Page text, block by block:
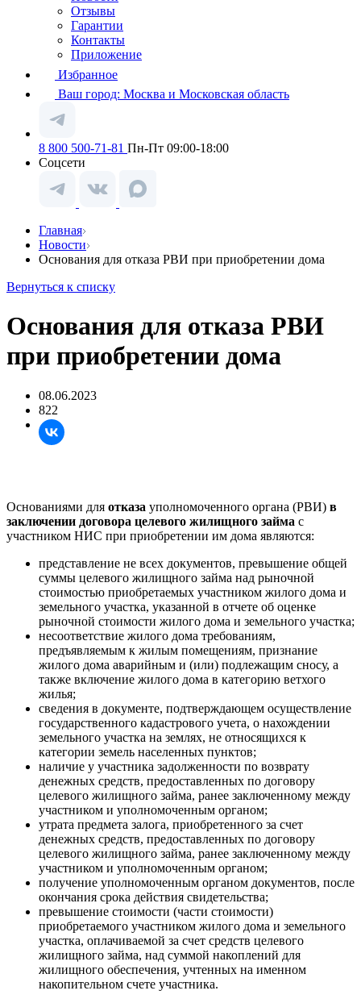
Отзывы
Гарантии
Контакты
Приложение
Избранное
Ваш город: Москва и Московская область
8 800 500-71-81 Пн-Пт 09:00-18:00
Соцсети
Главная
Новости
Основания для отказа РВИ при приобретении дома
Вернуться к списку
Основания для отказа РВИ
при приобретении дома
08.06.2023
822
Основаниями для отказа уполномоченного органа (РВИ) в
заключении договора целевого жилищного займа с
участником НИС при приобретении им дома являются:
представление не всех документов, превышение общей
суммы целевого жилищного займа над рыночной
стоимостью приобретаемых участником жилого дома и
земельного участка, указанной в отчете об оценке
рыночной стоимости жилого дома и земельного участка;
несоответствие жилого дома требованиям,
предъявляемым к жилым помещениям, признание
жилого дома аварийным и (или) подлежащим сносу, а
также включение жилого дома в категорию ветхого
жилья;
сведения в документе, подтверждающем осуществление
государственного кадастрового учета, о нахождении
земельного участка на землях, не относящихся к
категории земель населенных пунктов;
наличие у участника задолженности по возврату
денежных средств, предоставленных по договору
целевого жилищного займа, ранее заключенному между
участником и уполномоченным органом;
утрата предмета залога, приобретенного за счет
денежных средств, предоставленных по договору
целевого жилищного займа, ранее заключенному между
участником и уполномоченным органом;
получение уполномоченным органом документов, после
окончания срока действия свидетельства;
превышение стоимости (части стоимости)
приобретаемого участником жилого дома и земельного
участка, оплачиваемой за счет средств целевого
жилищного займа, над суммой накоплений для
жилищного обеспечения, учтенных на именном
накопительном счете участника.